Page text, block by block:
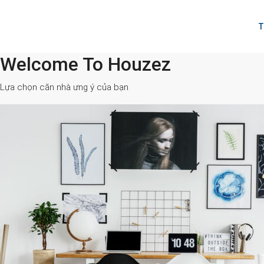
Welcome To Houzez
Lựa chọn căn nhà ưng ý của bạn